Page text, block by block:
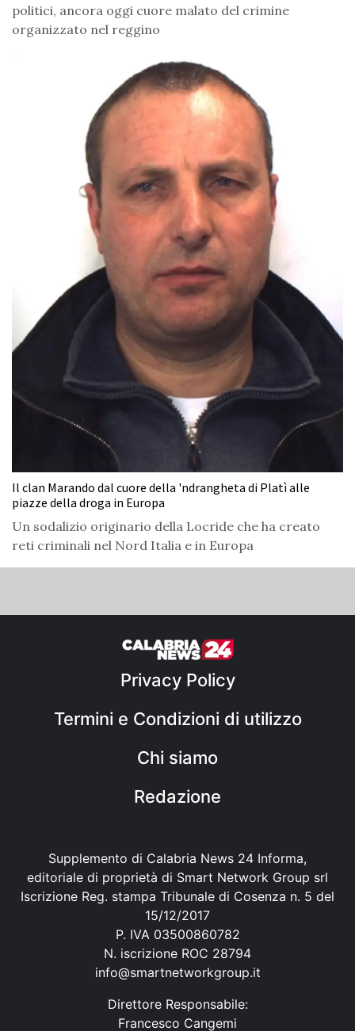
politici, ancora oggi cuore malato del crimine
organizzato nel reggino
Il clan Marando dal cuore della 'ndrangheta di Platì alle
piazze della droga in Europa
Un sodalizio originario della Locride che ha creato
reti criminali nel Nord Italia e in Europa
Privacy Policy
Termini e Condizioni di utilizzo
Chi siamo
Redazione
Supplemento di Calabria News 24 Informa,
editoriale di proprietà di Smart Network Group srl
Iscrizione Reg. stampa Tribunale di Cosenza n. 5 del
15/12/2017
P. IVA 03500860782
N. iscrizione ROC 28794
info@smartnetworkgroup.it
Direttore Responsabile:
Francesco Cangemi